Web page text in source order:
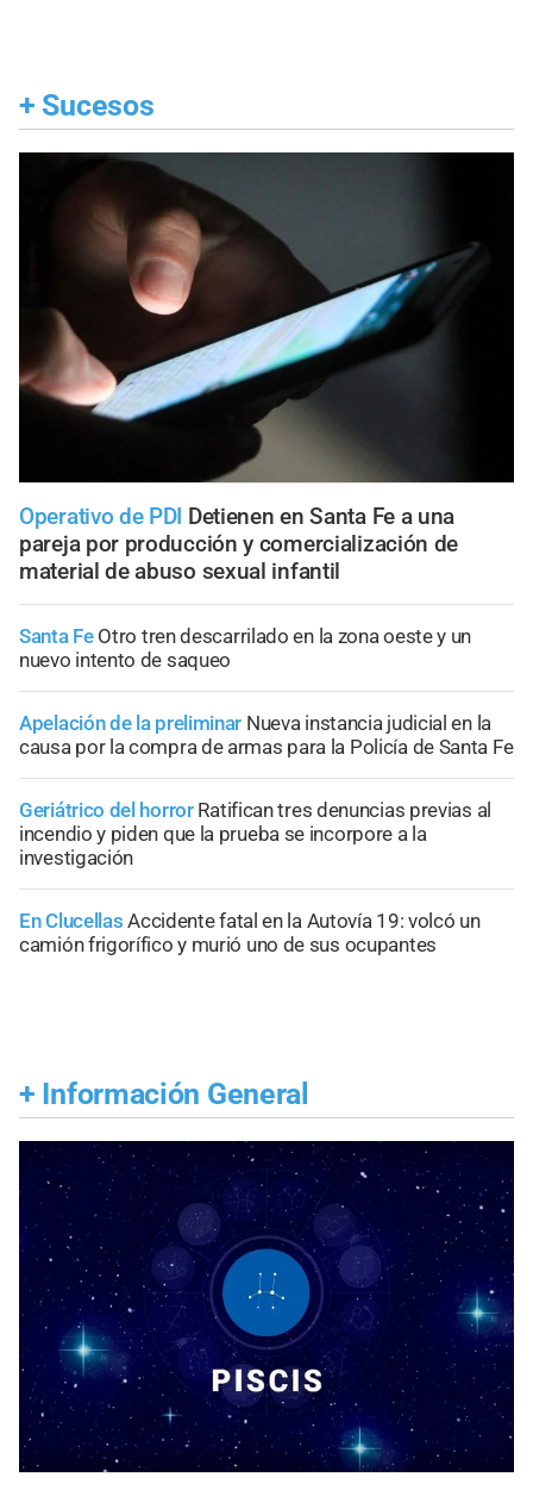
+ Sucesos
Operativo de PDI Detienen en Santa Fe a una
pareja por producción y comercialización de
material de abuso sexual infantil
Santa Fe Otro tren descarrilado en la zona oeste y un
nuevo intento de saqueo
Apelación de la preliminar Nueva instancia judicial en la
causa por la compra de armas para la Policía de Santa Fe
Geriátrico del horror Ratifican tres denuncias previas al
incendio y piden que la prueba se incorpore a la
investigación
En Clucellas Accidente fatal en la Autovía 19: volcó un
camión frigorífico y murió uno de sus ocupantes
+ Información General